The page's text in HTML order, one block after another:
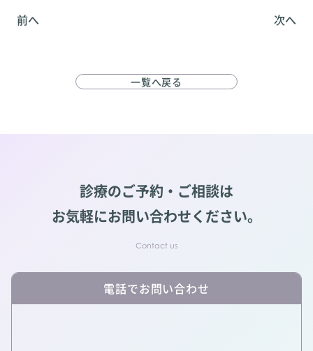
前へ 次へ
一覧へ戻る
診療のご予約・ご相談は
お気軽にお問い合わせください。
電話でお問い合わせ